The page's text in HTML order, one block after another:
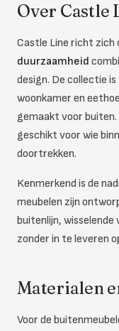
Over Castle
Castle Line richt zich
duurzaamheid
design. De collectie
woonkamer en
gemaakt voor
geschikt voor wie
doortrekken.
Kenmerkend is de
meubelen zijn
buitenlijn,
zonder in te leveren
Materialen
Voor de